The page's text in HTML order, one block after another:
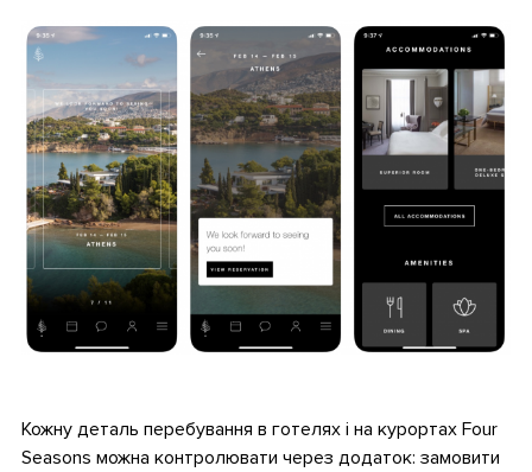
Кожну деталь перебування в готелях і на курортах Four
Seasons можна контролювати через додаток: замовити